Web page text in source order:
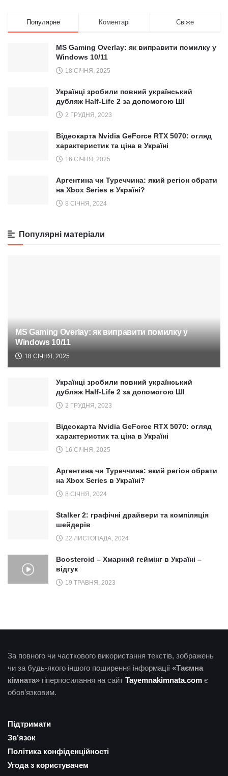
Популярне Коментарі Свіже
MS Gaming Overlay: як виправити помилку у
Windows 10/11
18 СІЧНЯ, 2025
Українці зробили повний український
дубляж Half-Life 2 за допомогою ШІ
2 ГРУДНЯ, 2023
Відеокарта Nvidia GeForce RTX 5070: огляд
характеристик та ціна в Україні
16 СІЧНЯ, 2025
Аргентина чи Туреччина: який регіон обрати
на Xbox Series в Україні?
8 СІЧНЯ, 2024
Популярні матеріали
MS Gaming Overlay: як виправити помилку у
Windows 10/11
18 СІЧНЯ, 2025
Українці зробили повний український
дубляж Half-Life 2 за допомогою ШІ
2 ГРУДНЯ, 2023
Відеокарта Nvidia GeForce RTX 5070: огляд
характеристик та ціна в Україні
16 СІЧНЯ, 2025
Аргентина чи Туреччина: який регіон обрати
на Xbox Series в Україні?
8 СІЧНЯ, 2024
Stalker 2: графічні драйвери та компіляція
шейдерів
22 ЛИСТОПАДА, 2024
Boosteroid – Хмарний геймінг в Україні –
відгук
19 ТРАВНЯ, 2023
За повного чи часткового використання текстів, зображень
чи за будь-якого іншого поширення інформації «Таємна
кімната» гіперпосилання на сайт Tayemnakimnata.com є
обов’язковим.
Підтримати
Зв’язок
Політика конфіденційності
Угода з користувачем